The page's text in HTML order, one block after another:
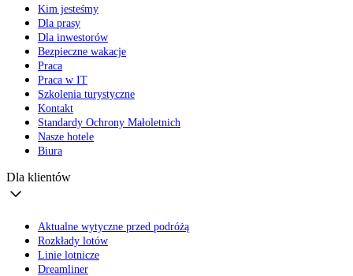
Kim jesteśmy
Dla prasy
Dla inwestorów
Bezpieczne wakacje
Praca
Praca w IT
Szkolenia turystyczne
Kontakt
Standardy Ochrony Małoletnich
Nasze hotele
Biura
Dla klientów
Aktualne wytyczne przed podróżą
Rozkłady lotów
Linie lotnicze
Dreamliner